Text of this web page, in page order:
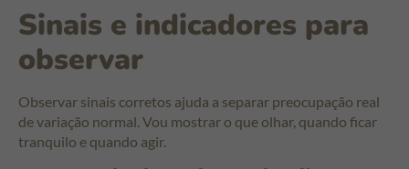
Sinais e indicadores para
observar
Observar sinais corretos ajuda a separar preocupação real
de variação normal. Vou mostrar o que olhar, quando ficar
tranquilo e quando agir.